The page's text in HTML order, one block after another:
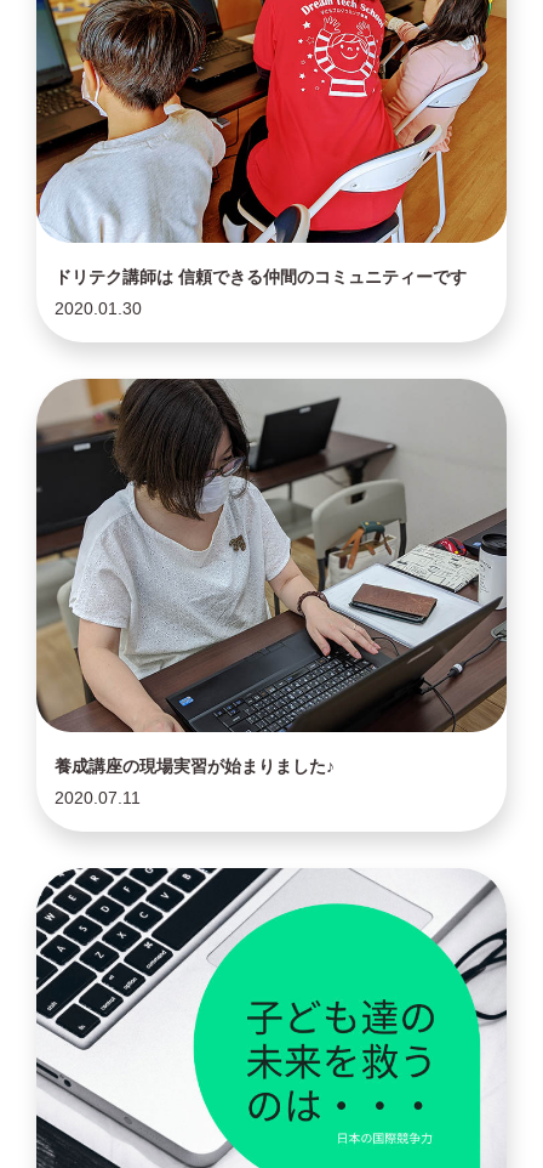
ドリテク講師は 信頼できる仲間のコミュニティーです
2020.01.30
養成講座の現場実習が始まりました♪
2020.07.11